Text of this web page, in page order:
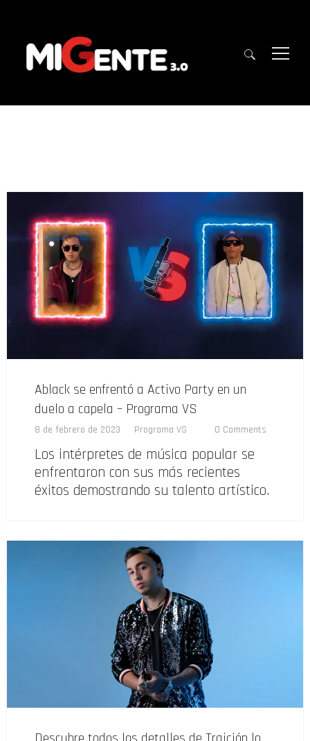
Ablack se enfrentó a Activo Party en un
duelo a capela – Programa VS
8 de febrero de 2023 Programa VS 0 Comments
Los intérpretes de música popular se
enfrentaron con sus más recientes
éxitos demostrando su talento artístico.